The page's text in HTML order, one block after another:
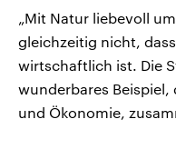
Wahlprogramme, aktuelle
und Hintergründe zu den
und Kandidaten der
Wahl.
Sendungen
Audio-Archiv
„Mit Natur liebevoll
gleichzeitig nicht,
wirtschaftlich ist. Die
wunderbares Beispiel,
und Ökonomie,